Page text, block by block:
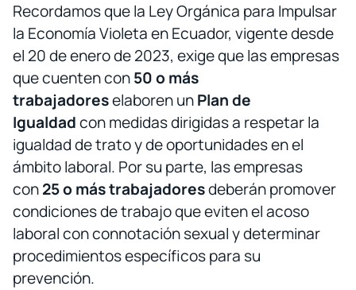
Recordamos que la Ley Orgánica para Impulsar
la Economía Violeta en Ecuador, vigente desde
el 20 de enero de 2023, exige que las empresas
que cuenten con50 o más
trabajadoreselaboren unPlan de
Igualdadcon medidas dirigidas a respetar la
igualdad de trato y de oportunidades en el
ámbito laboral. Por su parte, las empresas
con25 o más trabajadoresdeberán promover
condiciones de trabajo que eviten el acoso
laboral con connotación sexual y determinar
procedimientos específicos para su
prevención.